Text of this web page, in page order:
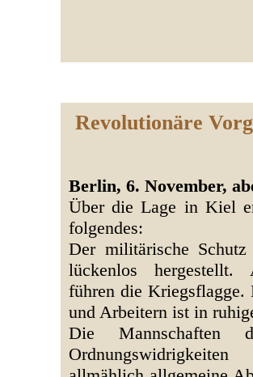
Revolutionäre
Berlin, 6. November,
Über die Lage in Kiel
folgendes:
Der militärische
lückenlos hergestellt.
führen die Kriegsflagge.
und Arbeitern ist in
Die Mannschaften